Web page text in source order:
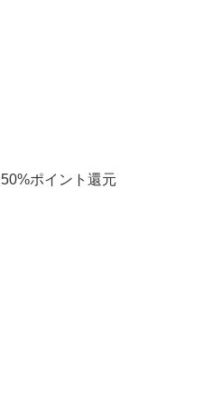
ポイント還元